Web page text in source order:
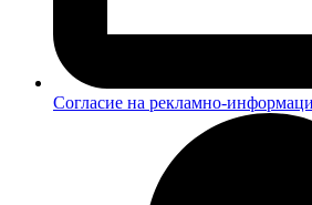
Согласие на рекламно-